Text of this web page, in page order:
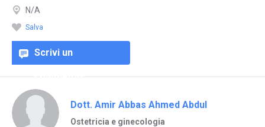
N/A
Salva
Scrivi un
commento
Dott. Amir Abbas Ahmed Abdul
Ostetricia e ginecologia